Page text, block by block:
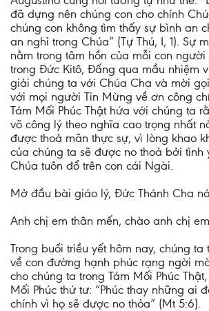
đã dựng nên chúng con cho chính
chúng con không tìm thấy sự bình an
an nghỉ trong Chúa” (Tự Thú, I, 1). Sự
nằm trong tâm hồn của mỗi con
trong Đức Kitô, Đấng qua mầu nhiệm
giải chúng ta với Chúa Cha và mời
với mọi người Tin Mừng về ơn công
Tám Mối Phúc Thật hứa với chúng ta
võ công lý theo nghĩa cao trọng nhất
được thoả mãn thực sự, vì lòng khao
của chúng ta sẽ được no thoả bởi tình
Chúa tuôn đổ trên con cái Ngài.
Mở đầu bài giáo lý, Đức Thánh Cha
Anh chị em thân mến, chào anh chị
Trong buổi triều yết hôm nay, chúng ta
về con đường hạnh phúc rạng ngời
cho chúng ta trong Tám Mối Phúc
Mối Phúc thứ tư: “Phúc thay những ai
chính vì họ sẽ được no thỏa” (Mt 5:6).